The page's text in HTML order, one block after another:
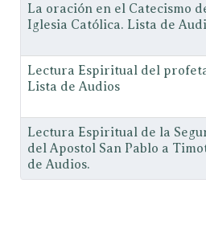
La oración en el Catecismo
Iglesia Católica. Lista de
Lectura Espiritual del
Lista de Audios
Lectura Espiritual de la
del Apostol San Pablo a
de Audios.